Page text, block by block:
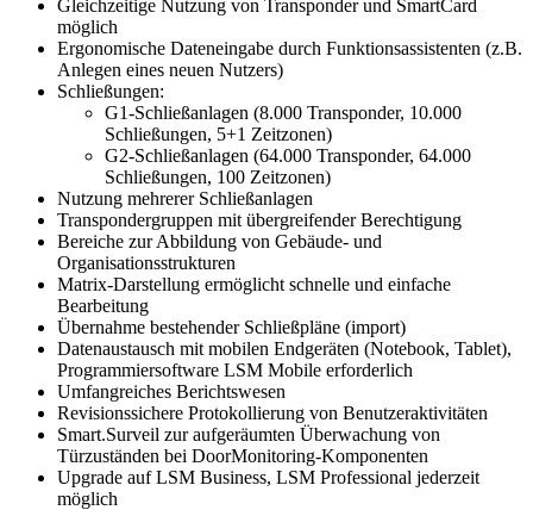
Gleichzeitige Nutzung von Transponder und SmartCard
möglich
Ergonomische Dateneingabe durch Funktionsassistenten (z.B.
Anlegen eines neuen Nutzers)
Schließungen:
G1-Schließanlagen (8.000 Transponder, 10.000
Schließungen, 5+1 Zeitzonen)
G2-Schließanlagen (64.000 Transponder, 64.000
Schließungen, 100 Zeitzonen)
Nutzung mehrerer Schließanlagen
Transpondergruppen mit übergreifender Berechtigung
Bereiche zur Abbildung von Gebäude- und
Organisationsstrukturen
Matrix-Darstellung ermöglicht schnelle und einfache
Bearbeitung
Übernahme bestehender Schließpläne (import)
Datenaustausch mit mobilen Endgeräten (Notebook, Tablet),
Programmiersoftware LSM Mobile erforderlich
Umfangreiches Berichtswesen
Revisionssichere Protokollierung von Benutzeraktivitäten
Smart.Surveil zur aufgeräumten Überwachung von
Türzuständen bei DoorMonitoring-Komponenten
Upgrade auf LSM Business, LSM Professional jederzeit
möglich